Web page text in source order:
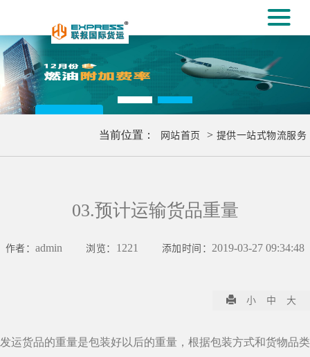
当前位置： 网站首页 > 提供一站式物流服务
03.预计运输货品重量
作者：admin 浏览： 1221 添加时间：2019-03-27 09:34:48
小 中 大
发运货品的重量是包装好以后的重量，根据包装方式和货物品类